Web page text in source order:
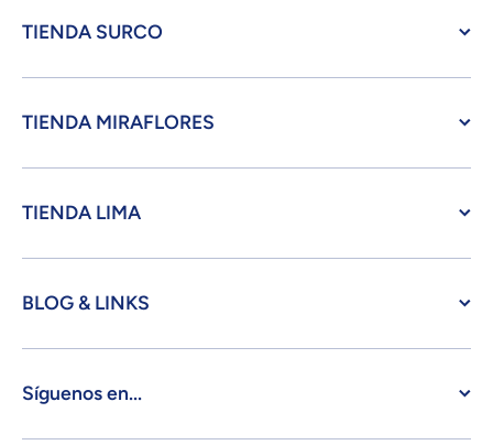
TIENDA SURCO
TIENDA MIRAFLORES
TIENDA LIMA
BLOG & LINKS
Síguenos en...